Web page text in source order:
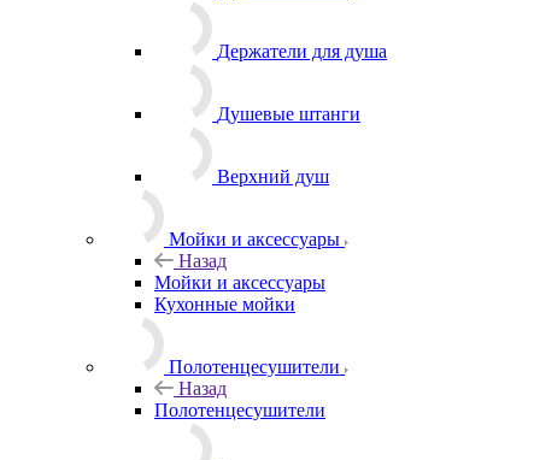
Держатели для душа
Душевые штанги
Верхний душ
Мойки и аксессуары
Назад
Мойки и аксессуары
Кухонные мойки
Полотенцесушители
Назад
Полотенцесушители